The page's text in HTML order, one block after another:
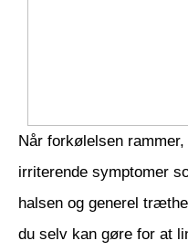
Når forkølelsen
irriterende symptomer
halsen og generel
du selv kan gøre for at